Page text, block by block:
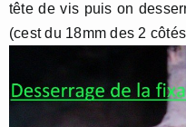
tête de vis puis on
(cest du 18mm des 2